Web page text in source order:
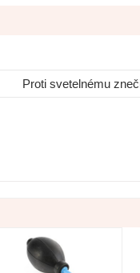
Proti svetelnému